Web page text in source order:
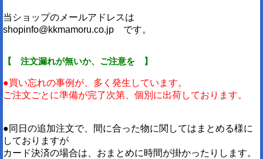
当ショップのメールアドレスは
shopinfo@kkmamoru.co.jp です。
【 注文漏れが無いか、ご注意を 】
●買い忘れの事例が、多く発生しています。
ご注文ごとに準備が完了次第、個別に出荷しております。
●同日の追加注文で、間に合った物に関してはまとめる様に
しておりますが
カード決済の場合は、おまとめに時間が掛かったりします。